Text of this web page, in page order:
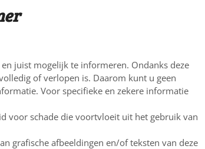
juist mogelijk te informeren. Ondanks deze
of verlopen is. Daarom kunt u geen
Voor specifieke en zekere informatie
voor schade die voortvloeit uit het gebruik van
grafische afbeeldingen en/of teksten van deze